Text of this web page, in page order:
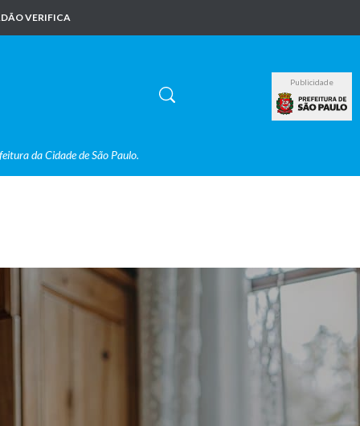
VERIFICA
Publicidade
da Cidade de São Paulo.